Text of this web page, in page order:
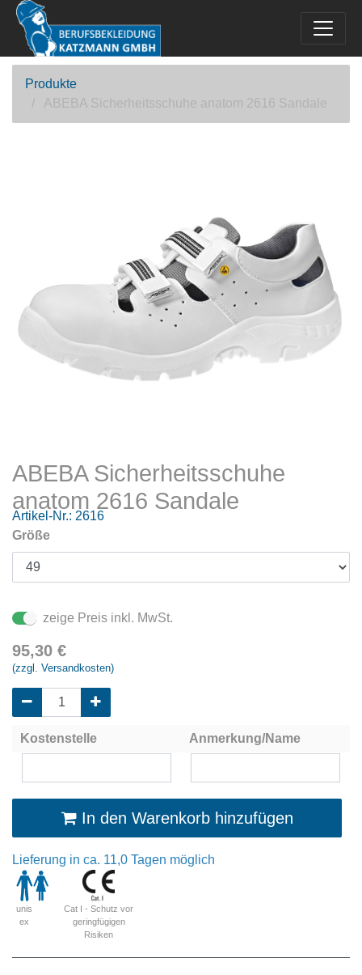
Produkte
ABEBA Sicherheitsschuhe anatom 2616 Sandale
ABEBA Sicherheitsschuhe
anatom 2616 Sandale
Artikel-Nr.: 2616
Größe
zeige Preis inkl. MwSt.
95,30 €
(zzgl. Versandkosten)
Kostenstelle Anmerkung/Name
In den Warenkorb hinzufügen
Lieferung in ca. 11,0 Tagen möglich
unis
ex
Cat I - Schutz vor
geringfügigen
Risiken